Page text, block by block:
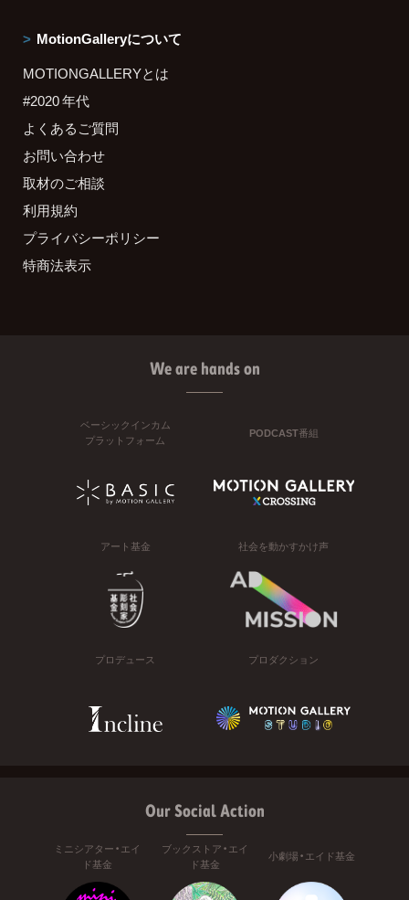
MotionGalleryについて
MOTIONGALLERYとは
#2020 年代
よくあるご質問
お問い合わせ
取材のご相談
利用規約
プライバシーポリシー
特商法表示
We are hands on
ベーシックインカム
プラットフォーム
PODCAST番組
アート基金 社会を動かすかけ声
プロデュース プロダクション
Our Social Action
ミニシアター・エイ
ド基金
ブックストア・エイ
ド基金
小劇場・エイド基金